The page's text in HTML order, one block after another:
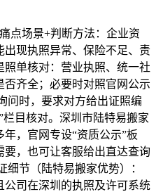
点场景+判断方法：企业资
现执照异常、保险不足、责
单核对：营业执照、统一社
齐全；必要时对照官网公示
问时，要求对方给出证照编
目核对。深圳市陆特易搬家
，官网专设“资质公示”板
，也可让客服给出直达查询
细节（陆特易搬家优势）：
司在深圳的执照及许可系统